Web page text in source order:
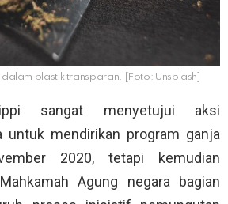
dalam plastik transparan. [Foto: Unsplash]
sangat menyetujui aksi
untuk mendirikan program ganja
2020, tetapi kemudian
Agung negara bagian